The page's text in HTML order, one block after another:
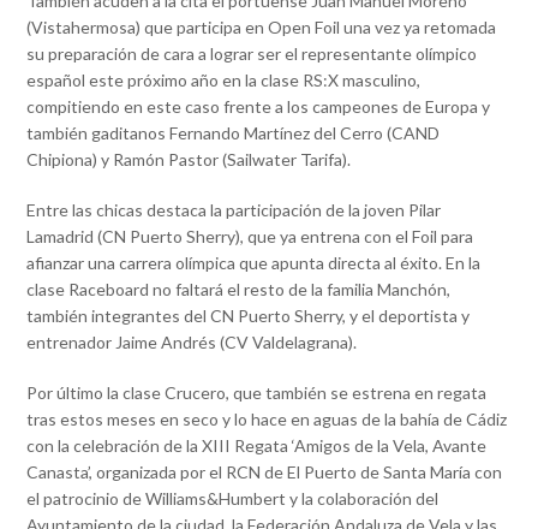
(Vistahermosa) que participa en Open Foil una vez ya retomada
su preparación de cara a lograr ser el representante olímpico
español este próximo año en la clase RS:X masculino,
compitiendo en este caso frente a los campeones de Europa y
también gaditanos Fernando Martínez del Cerro (CAND
Chipiona) y Ramón Pastor (Sailwater Tarifa).
Entre las chicas destaca la participación de la joven Pilar
Lamadrid (CN Puerto Sherry), que ya entrena con el Foil para
afianzar una carrera olímpica que apunta directa al éxito. En la
clase Raceboard no faltará el resto de la familia Manchón,
también integrantes del CN Puerto Sherry, y el deportista y
entrenador Jaime Andrés (CV Valdelagrana).
Por último la clase Crucero, que también se estrena en regata
tras estos meses en seco y lo hace en aguas de la bahía de Cádiz
con la celebración de la XIII Regata ‘Amigos de la Vela, Avante
Canasta’, organizada por el RCN de El Puerto de Santa María con
el patrocinio de Williams&Humbert y la colaboración del